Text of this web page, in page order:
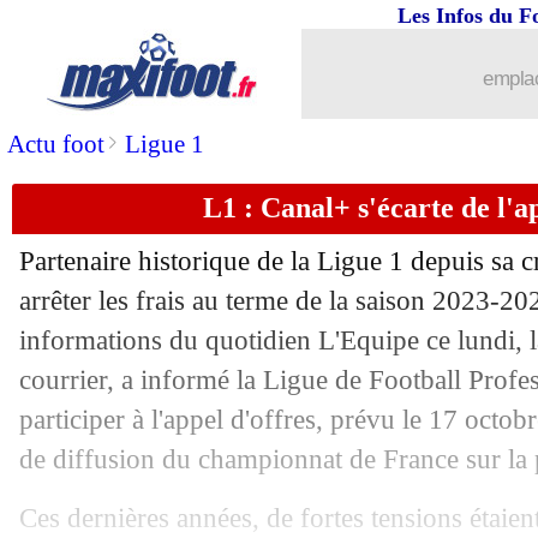
Actu foot> Ligue 1
Les Infos du
L1 : Canal+ s'écarte de
Partenaire historique de la Ligue 1 depuis sa
arrêter les frais au terme de la saison 2023-
informations du quotidien L'Equipe ce lundi,
courrier, a informé la Ligue de Football
participer à l'appel d'offres, prévu le 17
de diffusion du championnat de France sur
Ces dernières années, de fortes tensions
: Vuskovic, c'est fait
25/09 Real: Ancelotti veut apprendre de ce
25/09 OM: Galtier contacté !
: les insultes des joueurs, la LFP
25/09 Montpellier: la pelouse, Der
25/09 PSG: le club condamne les chants
25/09 VIDEO: le respect de Bellingham
25/09 : Abardonado ne pense pas à son